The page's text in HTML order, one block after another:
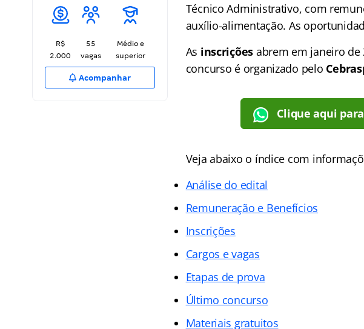
R$
2.000
55
vagas
Médio e
superior
Acompanhar
Técnico Administrativo, com
auxílio-alimentação. As
As inscrições abrem em janeiro de
concurso é organizado pelo
Clique aqui
Veja abaixo o índice com
Análise do edital
Remuneração e Benefícios
Inscrições
Cargos e vagas
Etapas de prova
Último concurso
Materiais gratuitos